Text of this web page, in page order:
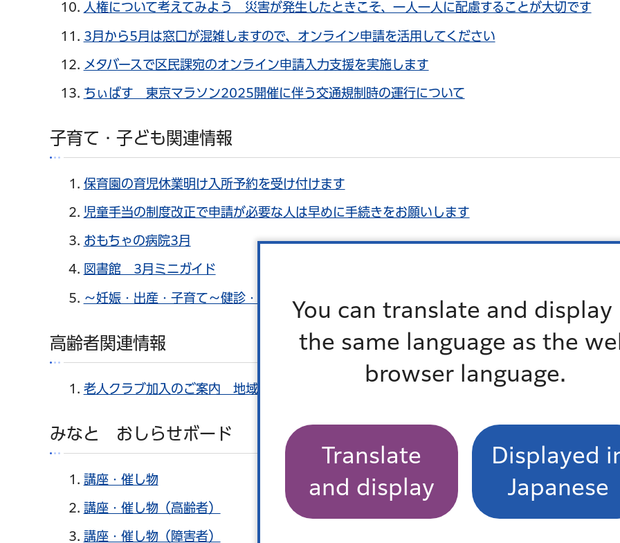
You can translate and display
the same language as the
browser language.
Translate
and display
Displayed
Japanese
人権について考えてみよう 災害が発生したときこそ、一人一人に配慮することが大切です
3月から5月は窓口が混雑しますので、オンライン申請を活用してください
メタバースで区民課宛のオンライン申請入力支援を実施します
ちぃばす 東京マラソン2025開催に伴う交通規制時の運行について
子育て・子ども関連情報
保育園の育児休業明け入所予約を受け付けます
児童手当の制度改正で申請が必要な人は早めに手続きをお願いします
おもちゃの病院3月
図書館 3月ミニガイド
～妊娠・出産・子育て～健診・相談窓口
高齢者関連情報
老人クラブ加入のご案内 地域で新たな「輪」を広げてみませんか
みなと おしらせボード
講座・催し物
講座・催し物（高齢者）
講座・催し物（障害者）